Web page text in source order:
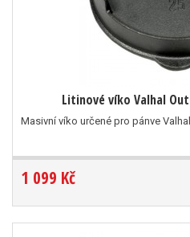
Litinové víko Valhal
Masivní víko určené pro pánve
1 099 Kč